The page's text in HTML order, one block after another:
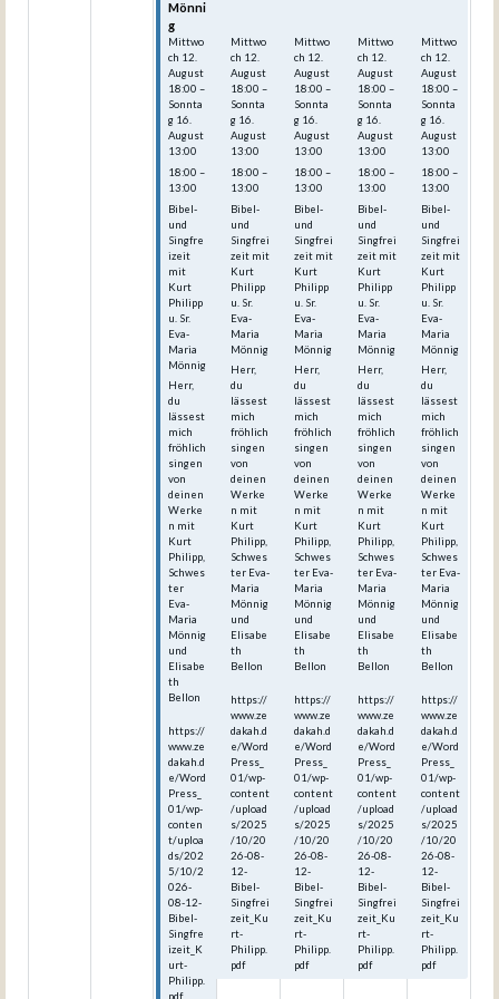
Mönni
g
Mittwo
ch 12.
August
18:00 –
Sonnta
g 16.
August
13:00
18:00 –
13:00
Bibel-
und
Singfre
izeit
mit
Kurt
Philipp
u. Sr.
Eva-
Maria
Mönnig
Herr,
du
lässest
mich
fröhlich
singen
von
deinen
Werke
n mit
Kurt
Philipp,
Schwes
ter
Eva-
Maria
Mönnig
und
Elisabe
th
Bellon
https://
www.ze
dakah.d
e/Word
Press_
01/wp-
conten
t/uploa
ds/202
5/10/2
026-
08-12-
Bibel-
Singfre
izeit_K
urt-
Philipp.
pdf
Mittwo
ch 12.
August
18:00 –
Sonnta
g 16.
August
13:00
18:00 –
13:00
Bibel-
und
Singfrei
zeit mit
Kurt
Philipp
u. Sr.
Eva-
Maria
Mönnig
Herr,
du
lässest
mich
fröhlich
singen
von
deinen
Werke
n mit
Kurt
Philipp,
Schwes
ter Eva-
Maria
Mönnig
und
Elisabe
th
Bellon
https://
www.ze
dakah.d
e/Word
Press_
01/wp-
content
/upload
s/2025
/10/20
26-08-
12-
Bibel-
Singfrei
zeit_Ku
rt-
Philipp.
pdf
Mittwo
ch 12.
August
18:00 –
Sonnta
g 16.
August
13:00
18:00 –
13:00
Bibel-
und
Singfrei
zeit mit
Kurt
Philipp
u. Sr.
Eva-
Maria
Mönnig
Herr,
du
lässest
mich
fröhlich
singen
von
deinen
Werke
n mit
Kurt
Philipp,
Schwes
ter Eva-
Maria
Mönnig
und
Elisabe
th
Bellon
https://
www.ze
dakah.d
e/Word
Press_
01/wp-
content
/upload
s/2025
/10/20
26-08-
12-
Bibel-
Singfrei
zeit_Ku
rt-
Philipp.
pdf
Mittwo
ch 12.
August
18:00 –
Sonnta
g 16.
August
13:00
18:00 –
13:00
Bibel-
und
Singfrei
zeit mit
Kurt
Philipp
u. Sr.
Eva-
Maria
Mönnig
Herr,
du
lässest
mich
fröhlich
singen
von
deinen
Werke
n mit
Kurt
Philipp,
Schwes
ter Eva-
Maria
Mönnig
und
Elisabe
th
Bellon
https://
www.ze
dakah.d
e/Word
Press_
01/wp-
content
/upload
s/2025
/10/20
26-08-
12-
Bibel-
Singfrei
zeit_Ku
rt-
Philipp.
pdf
Mittwo
ch 12.
August
18:00 –
Sonnta
g 16.
August
13:00
18:00 –
13:00
Bibel-
und
Singfrei
zeit mit
Kurt
Philipp
u. Sr.
Eva-
Maria
Mönnig
Herr,
du
lässest
mich
fröhlich
singen
von
deinen
Werke
n mit
Kurt
Philipp,
Schwes
ter Eva-
Maria
Mönnig
und
Elisabe
th
Bellon
https://
www.ze
dakah.d
e/Word
Press_
01/wp-
content
/upload
s/2025
/10/20
26-08-
12-
Bibel-
Singfrei
zeit_Ku
rt-
Philipp.
pdf